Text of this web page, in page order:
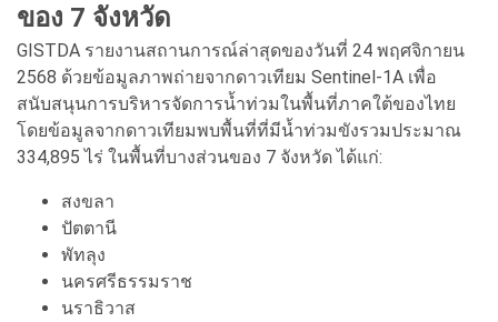
ของ 7 จังหวัด
GISTDA รายงานสถานการณ์ล่าสุดของวันที่ 24 พฤศจิกายน
2568 ด้วยข้อมูลภาพถ่ายจากดาวเทียม Sentinel-1A เพื่อ
สนับสนุนการบริหารจัดการน้ำท่วมในพื้นที่ภาคใต้ของไทย
โดยข้อมูลจากดาวเทียมพบพื้นที่ที่มีน้ำท่วมขังรวมประมาณ
334,895 ไร่ ในพื้นที่บางส่วนของ 7 จังหวัด ได้แก่:
สงขลา
ปัตตานี
พัทลุง
นครศรีธรรมราช
นราธิวาส